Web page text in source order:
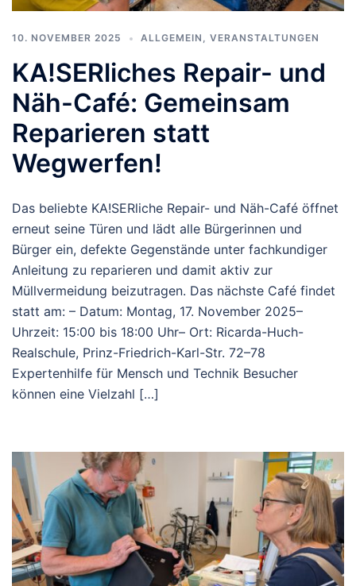
10. NOVEMBER 2025 ALLGEMEIN , VERANSTALTUNGEN
KA!SERliches Repair- und
Näh-Café: Gemeinsam
Reparieren statt
Wegwerfen!
Das beliebte KA!SERliche Repair- und Näh-Café öffnet
erneut seine Türen und lädt alle Bürgerinnen und
Bürger ein, defekte Gegenstände unter fachkundiger
Anleitung zu reparieren und damit aktiv zur
Müllvermeidung beizutragen. Das nächste Café findet
statt am: – Datum: Montag, 17. November 2025–
Uhrzeit: 15:00 bis 18:00 Uhr– Ort: Ricarda-Huch-
Realschule, Prinz-Friedrich-Karl-Str. 72–78
Expertenhilfe für Mensch und Technik Besucher
können eine Vielzahl […]